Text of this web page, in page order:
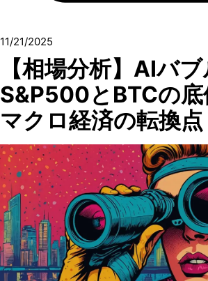
11/21/2025
【相場分析】AIバ
S&P500とBTCの底
マクロ経済の転換点